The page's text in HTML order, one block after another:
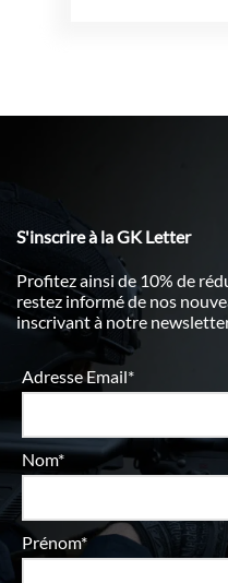
S'inscrire à la GK Letter
Profitez ainsi de 10% de
restez informé de nos
inscrivant à notre
Adresse Email*
Nom*
Prénom*